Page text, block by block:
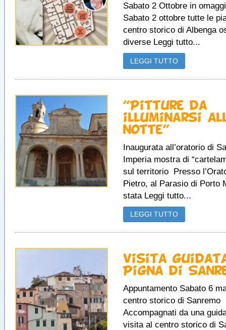
Sabato 2 Ottobre in
Sabato 2 ottobre tutte le
centro storico di Albenga
diverse Leggi tutto...
LEGGI TUTTO
“Pitture da
illuminarsi
notte”
Inaugurata all’oratorio di
Imperia mostra di
sul territorio Presso
Pietro, al Parasio di Porto
stata Leggi tutto...
LEGGI TUTTO
Visita
Pigna di
Appuntamento Sabato 6
centro storico di Sanremo
Accompagnati da una
visita al centro storico di